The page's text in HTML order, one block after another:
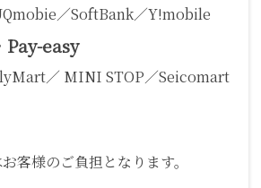
／SoftBank／Y!mobile
Pay-easy
／ MINI STOP／Seicomart
客様のご負担となります。